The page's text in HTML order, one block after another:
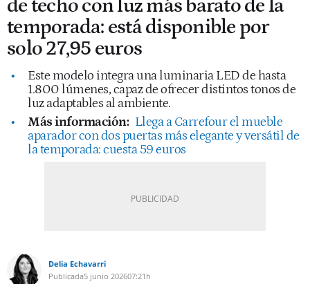
de techo con luz más barato de la
temporada: está disponible por
solo 27,95 euros
Este modelo integra una luminaria LED de hasta
1.800 lúmenes, capaz de ofrecer distintos tonos de
luz adaptables al ambiente.
Más información: Llega a Carrefour el mueble
aparador con dos puertas más elegante y versátil de
la temporada: cuesta 59 euros
Delia Echavarri
Publicada5 junio 202607:21h